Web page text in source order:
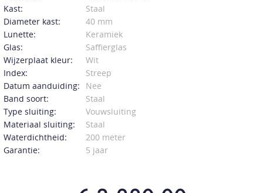
Kast:
Staal
Diameter kast:
40 mm
Lunette:
Keramiek
Glas:
Saffierglas
Wijzerplaat kleur:
Wit
Index:
Streep
Datum aanduiding:
Nee
Band soort:
Staal
Type sluiting:
Vouwsluiting
Materiaal sluiting:
Staal
Waterdichtheid:
200 meter
Garantie:
5 jaar